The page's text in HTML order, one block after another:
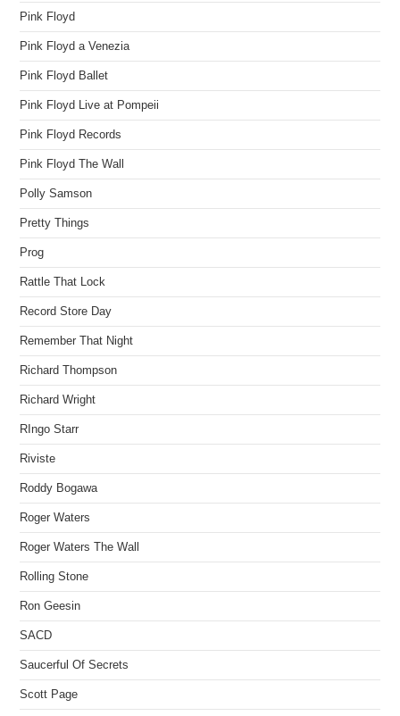
Pink Floyd
Pink Floyd a Venezia
Pink Floyd Ballet
Pink Floyd Live at Pompeii
Pink Floyd Records
Pink Floyd The Wall
Polly Samson
Pretty Things
Prog
Rattle That Lock
Record Store Day
Remember That Night
Richard Thompson
Richard Wright
RIngo Starr
Riviste
Roddy Bogawa
Roger Waters
Roger Waters The Wall
Rolling Stone
Ron Geesin
SACD
Saucerful Of Secrets
Scott Page